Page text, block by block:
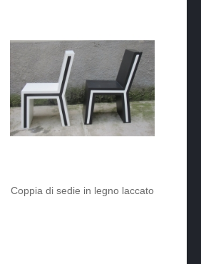
Coppia di sedie in legno laccato